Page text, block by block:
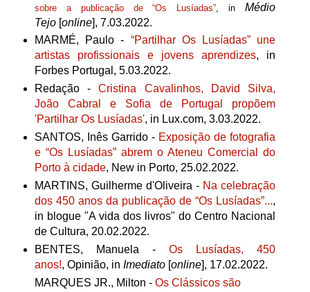
sobre a publicação de “Os Lusíadas” , inMédio
Tejo[online], 7.03.2022.
MARMÉ, Paulo - “Partilhar Os Lusíadas” une
artistas profissionais e jovens aprendizes, in
Forbes Portugal, 5.03.2022.
Redação -Cristina Cavalinhos, David Silva,
João Cabral e Sofia de Portugal propõem
'Partilhar Os Lusíadas', in Lux.com, 3.03.2022.
SANTOS, Inês Garrido - Exposição de fotografia
e “Os Lusíadas” abrem o Ateneu Comercial do
Porto à cidade, New in Porto, 25.02.2022.
MARTINS, Guilherme d'Oliveira - Na celebração
dos 450 anos da publicação de “Os Lusíadas”...,
in blogue "A vida dos livros" do Centro Nacional
de Cultura, 20.02.2022.
BENTES, Manuela -Os Lusíadas, 450
anos!, Opinião, in Imediato[online], 17.02.2022.
MARQUES JR., Milton - Os Clássicos são